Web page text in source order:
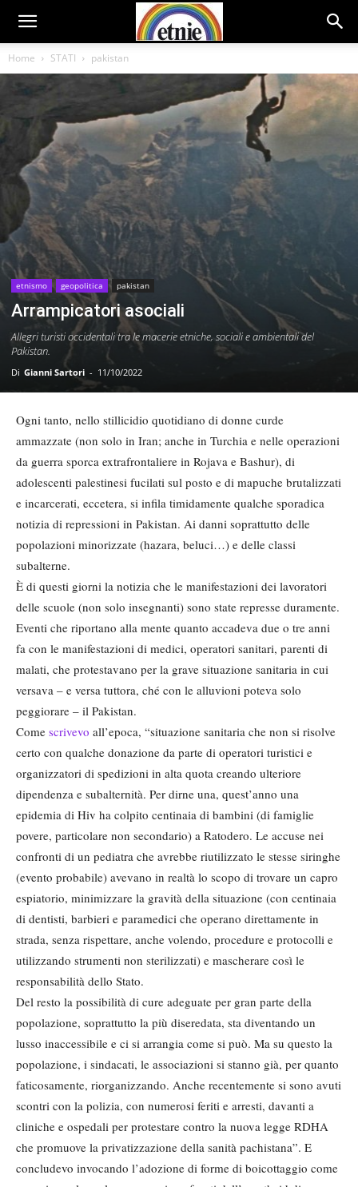
Home STATI pakistan
etnismo geopolitica pakistan
Arrampicatori asociali
Allegri turisti occidentali tra le macerie etniche, sociali e ambientali del
Pakistan.
Di Gianni Sartori - 11/10/2022
Ogni tanto, nello stillicidio quotidiano di donne curde
ammazzate (non solo in Iran; anche in Turchia e nelle operazioni
da guerra sporca extrafrontaliere in Rojava e Bashur), di
adolescenti palestinesi fucilati sul posto e di mapuche brutalizzati
e incarcerati, eccetera, si infila timidamente qualche sporadica
notizia di repressioni in Pakistan. Ai danni soprattutto delle
popolazioni minorizzate (hazara, beluci…) e delle classi
subalterne.
È di questi giorni la notizia che le manifestazioni dei lavoratori
delle scuole (non solo insegnanti) sono state represse duramente.
Eventi che riportano alla mente quanto accadeva due o tre anni
fa con le manifestazioni di medici, operatori sanitari, parenti di
malati, che protestavano per la grave situazione sanitaria in cui
versava – e versa tuttora, ché con le alluvioni poteva solo
peggiorare – il Pakistan.
Come scrivevo all’epoca, “situazione sanitaria che non si risolve
certo con qualche donazione da parte di operatori turistici e
organizzatori di spedizioni in alta quota creando ulteriore
dipendenza e subalternità. Per dirne una, quest’anno una
epidemia di Hiv ha colpito centinaia di bambini (di famiglie
povere, particolare non secondario) a Ratodero. Le accuse nei
confronti di un pediatra che avrebbe riutilizzato le stesse siringhe
(evento probabile) avevano in realtà lo scopo di trovare un capro
espiatorio, minimizzare la gravità della situazione (con centinaia
di dentisti, barbieri e paramedici che operano direttamente in
strada, senza rispettare, anche volendo, procedure e protocolli e
utilizzando strumenti non sterilizzati) e mascherare così le
responsabilità dello Stato.
Del resto la possibilità di cure adeguate per gran parte della
popolazione, soprattutto la più diseredata, sta diventando un
lusso inaccessibile e ci si arrangia come si può. Ma su questo la
popolazione, i sindacati, le associazioni si stanno già, per quanto
faticosamente, riorganizzando. Anche recentemente si sono avuti
scontri con la polizia, con numerosi feriti e arresti, davanti a
cliniche e ospedali per protestare contro la nuova legge RDHA
che promuove la privatizzazione della sanità pachistana”. E
concludevo invocando l’adozione di forme di boicottaggio come